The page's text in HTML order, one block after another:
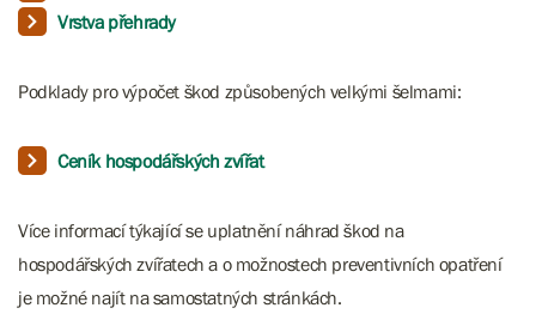
Vrstva přehrady
Podklady pro výpočet škod způsobených velkými šelmami:
Ceník hospodářských zvířat
Více informací týkající se uplatnění náhrad škod na
hospodářských zvířatech a o možnostech preventivních opatření
je možné najít na samostatných stránkách.